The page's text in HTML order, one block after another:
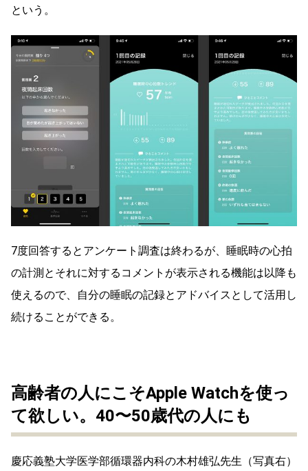
という。
7度回答するとアンケート調査は終わるが、睡眠時の心拍
の計測とそれに対するコメントが表示される機能は以降も
使えるので、自分の睡眠の記録とアドバイスとして活用し
続けることができる。
高齢者の人にこそApple Watchを使っ
て欲しい。40〜50歳代の人にも
慶応義塾大学医学部循環器内科の木村雄弘先生（写真右）